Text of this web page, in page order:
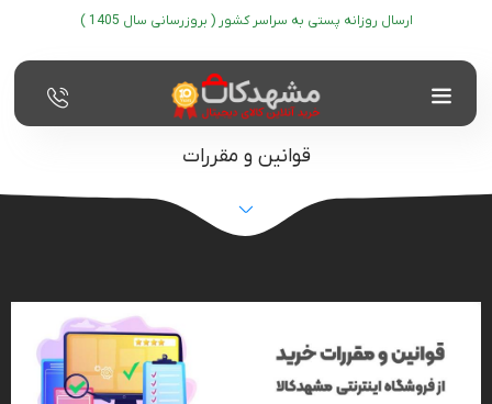
ارسال روزانه پستی به سراسر کشور ( بروزرسانی سال 1405 )
قوانین و مقررات